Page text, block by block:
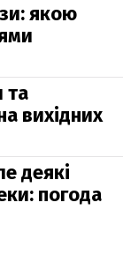
якою
та
вихідних
деякі
погода